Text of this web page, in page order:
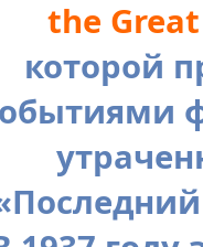
the
которой